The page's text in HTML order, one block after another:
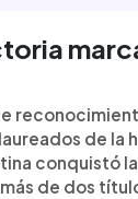
de la
conquistó
de dos